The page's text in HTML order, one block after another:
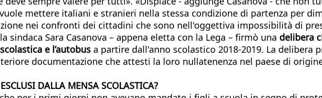
mettere italiani e stranieri nella stessa condizione di partenza per
nei confronti dei cittadini che sono nell'oggettiva impossibilità di
sindaca Sara Casanova – appena eletta con la Lega – firmò una delibera
e l’autobus a partire dall'anno scolastico 2018-2019. La delibera
documentazione che attesti la loro nullatenenza nel paese di
DALLA MENSA SCOLASTICA?